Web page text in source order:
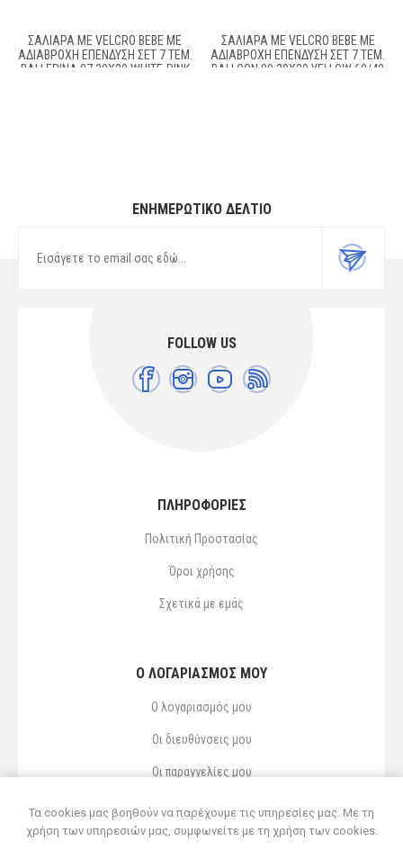
ΣΑΛΙΆΡΑ ΜΕ VELCRO BEBE ΜΕ
ΑΔΙΆΒΡΟΧΗ ΕΠΈΝΔΥΣΗ ΣΕΤ 7 ΤΕΜ.
BALLERINA 07 30X20 WHITE-PINK
ΣΑΛΙΆΡΑ ΜΕ VELCRO BEBE ΜΕ
ΑΔΙΆΒΡΟΧΗ ΕΠΈΝΔΥΣΗ ΣΕΤ 7 ΤΕΜ.
BALLOON 09 30X20 YELLOW 60/40
ΕΝΗΜΕΡΩΤΙΚΌ ΔΕΛΤΊΟ
FOLLOW US
ΠΛΗΡΟΦΟΡΙΕΣ
Πολιτική Προστασίας
Όροι χρήσης
Σχετικά με εμάς
Ο ΛΟΓΑΡΙΑΣΜΌΣ ΜΟΥ
Ο λογαριασμός μου
Οι διευθύνσεις μου
Οι παραγγελίες μου
Τα cookies μας βοηθούν να παρέχουμε τις υπηρεσίες μας. Με τη
χρήση των υπηρεσιών μας, συμφωνείτε με τη χρήση των cookies.